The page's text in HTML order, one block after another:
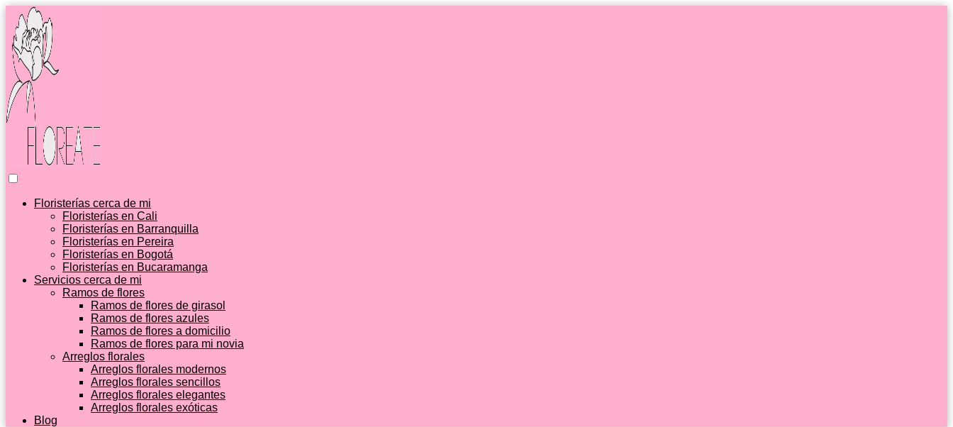
Floristerías cerca de mi
Floristerías en Cali
Floristerías en Barranquilla
Floristerías en Pereira
Floristerías en Bogotá
Floristerías en Bucaramanga
Servicios cerca de mi
Ramos de flores
Ramos de flores de girasol
Ramos de flores azules
Ramos de flores a domicilio
Ramos de flores para mi novia
Arreglos florales
Arreglos florales modernos
Arreglos florales sencillos
Arreglos florales elegantes
Arreglos florales exóticas
Blog